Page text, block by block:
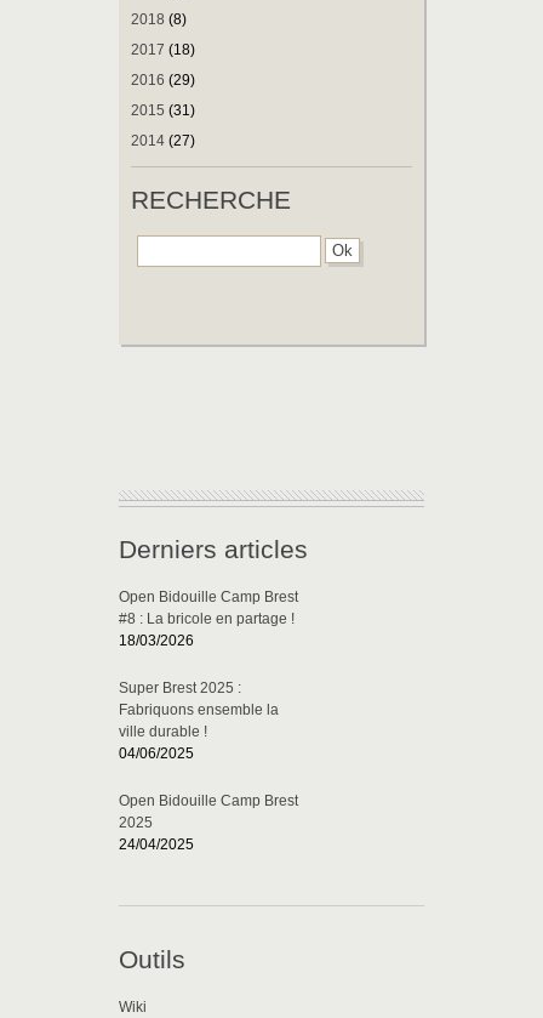
2018 (8)
2017 (18)
2016 (29)
2015 (31)
2014 (27)
RECHERCHE
Derniers articles
Open Bidouille Camp Brest
#8 : La bricole en partage !
18/03/2026
Super Brest 2025 :
Fabriquons ensemble la
ville durable !
04/06/2025
Open Bidouille Camp Brest
2025
24/04/2025
Outils
Wiki